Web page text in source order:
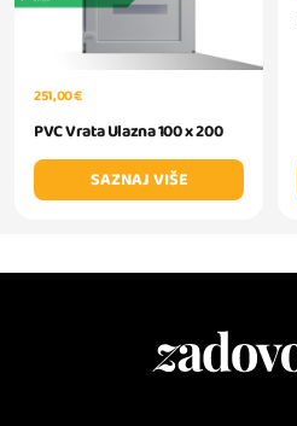
251,00 €
PVC Vrata Ulazna 100 x 200
SAZNAJ VIŠE